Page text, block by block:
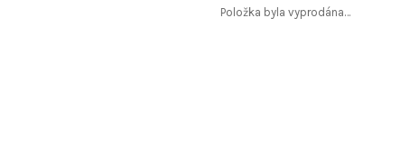
Položka byla vyprodána…